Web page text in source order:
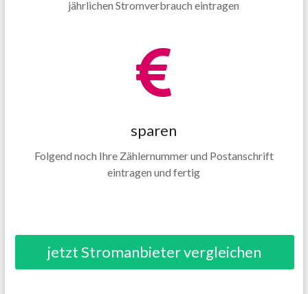
jährlichen Stromverbrauch eintragen
sparen
Folgend noch Ihre Zählernummer und Postanschrift
eintragen und fertig
jetzt Stromanbieter vergleichen